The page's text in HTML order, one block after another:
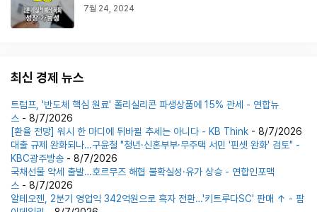
7월 24, 2024
최신 경제 뉴스
트럼프, '반도체 핵심 원료' 폴리실리콘 파생상품에 15% 관세 - 연합뉴
스 - 8/7/2026
[환율 전망] 워시 한 마디에 뒤바뀔 추세는 아니다 - KB Think - 8/7/2026
대출 규제 완화되나…구윤철 "청년·신혼부부·무주택 서민 '핀셋 완화' 검토" -
KBC광주방송 - 8/7/2026
국채선물 약세 출발…호르무즈 해협 불확실성·유가 상승 - 연합인포맥
스 - 8/7/2026
알테오젠, 2분기 영업익 342억원으로 흑자 전환…'키트루다SC' 판매 ↑ - 팜